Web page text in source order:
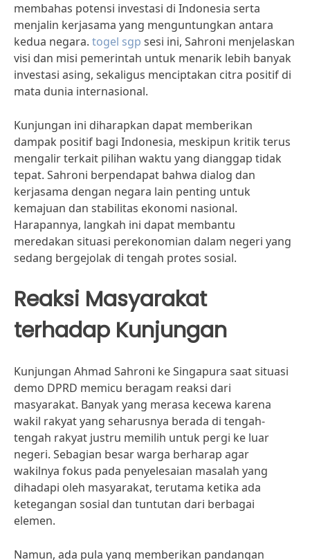
membahas potensi investasi di Indonesia serta
menjalin kerjasama yang menguntungkan antara
kedua negara. togel sgp sesi ini, Sahroni menjelaskan
visi dan misi pemerintah untuk menarik lebih banyak
investasi asing, sekaligus menciptakan citra positif di
mata dunia internasional.
Kunjungan ini diharapkan dapat memberikan
dampak positif bagi Indonesia, meskipun kritik terus
mengalir terkait pilihan waktu yang dianggap tidak
tepat. Sahroni berpendapat bahwa dialog dan
kerjasama dengan negara lain penting untuk
kemajuan dan stabilitas ekonomi nasional.
Harapannya, langkah ini dapat membantu
meredakan situasi perekonomian dalam negeri yang
sedang bergejolak di tengah protes sosial.
Reaksi Masyarakat
terhadap Kunjungan
Kunjungan Ahmad Sahroni ke Singapura saat situasi
demo DPRD memicu beragam reaksi dari
masyarakat. Banyak yang merasa kecewa karena
wakil rakyat yang seharusnya berada di tengah-
tengah rakyat justru memilih untuk pergi ke luar
negeri. Sebagian besar warga berharap agar
wakilnya fokus pada penyelesaian masalah yang
dihadapi oleh masyarakat, terutama ketika ada
ketegangan sosial dan tuntutan dari berbagai
elemen.
Namun, ada pula yang memberikan pandangan